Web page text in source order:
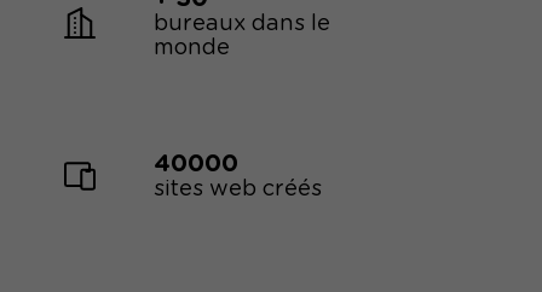
bureaux dans le
monde
40000
sites web créés